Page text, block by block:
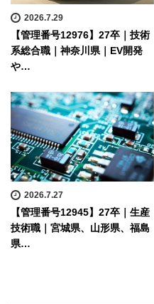
2026.7.29
【管理番号12976】27卒｜技術
系総合職｜神奈川県｜EV開発
や…
2026.7.27
【管理番号12945】27卒｜生産
技術職｜宮城県、山形県、福島
県…